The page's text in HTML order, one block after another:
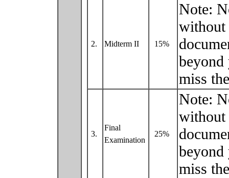
2. Midterm II 15%
Note:
without
beyond
miss
3.
Final
Examination
25%
Note:
without
beyond
miss